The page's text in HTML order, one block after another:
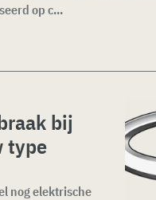
op c...
bij
type
nog elektrische